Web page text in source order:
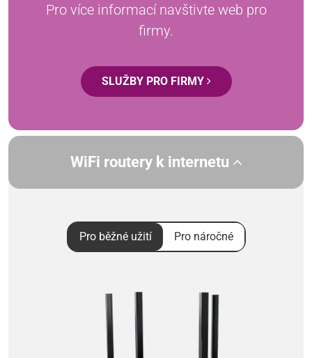
Pro více informací navštivte web pro
firmy.
SLUŽBY PRO FIRMY
WiFi routery k internetu
Pro běžné užití Pro náročné